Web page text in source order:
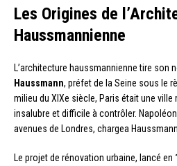
Les Origines de
Haussmannienne
L’architecture haussmannienne tire son
Haussmann, préfet de la Seine sous le
milieu du XIXe siècle, Paris était une ville
insalubre et difficile à contrôler.
avenues de Londres, chargea
Le projet de rénovation urbaine, lancé en